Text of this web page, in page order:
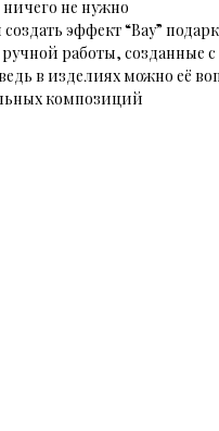
ничего не нужно
эффект “Вау”
работы, созданные
в изделиях можно её
композиций